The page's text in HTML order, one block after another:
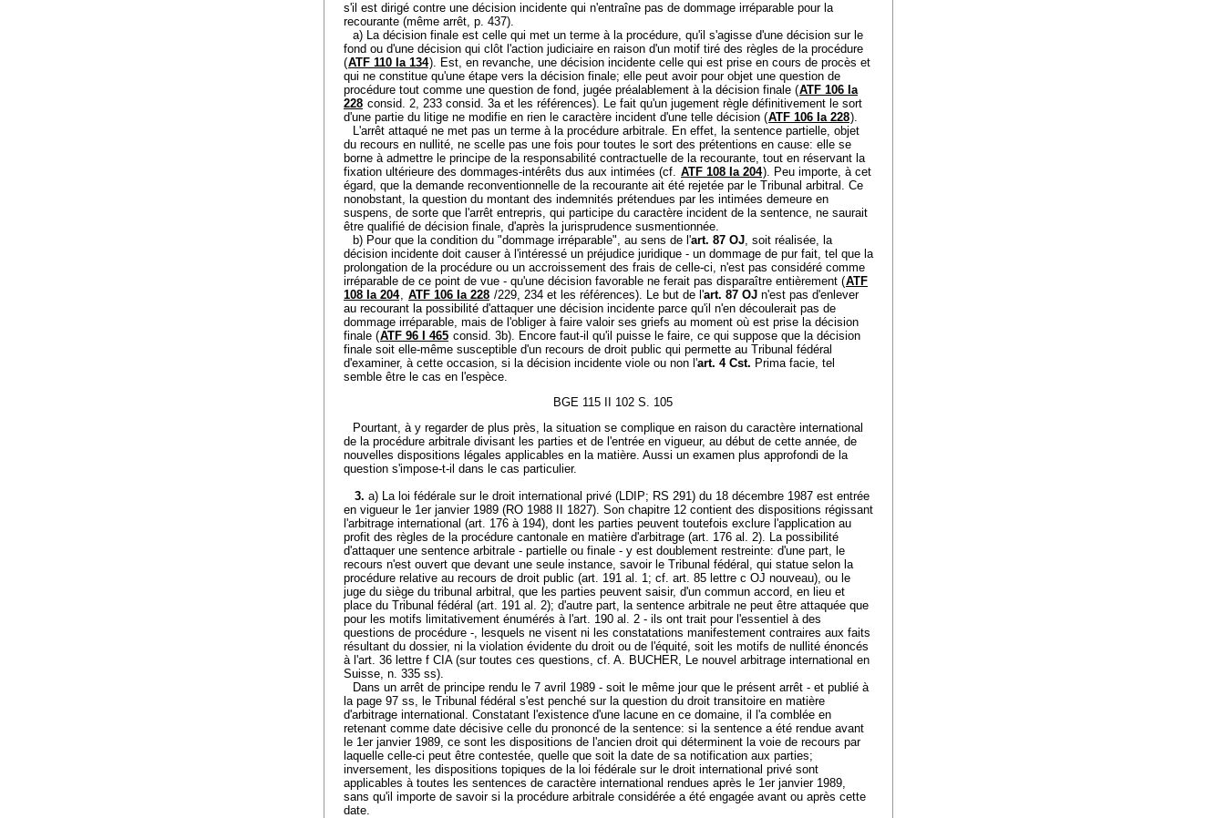
s'il est dirigé contre une décision incidente qui n'entraîne pas de dommage irréparable pour la
recourante (même arrêt, p. 437).
a) La décision finale est celle qui met un terme à la procédure, qu'il s'agisse d'une décision sur le
fond ou d'une décision qui clôt l'action judiciaire en raison d'un motif tiré des règles de la procédure
(ATF 110 Ia 134). Est, en revanche, une décision incidente celle qui est prise en cours de procès et
qui ne constitue qu'une étape vers la décision finale; elle peut avoir pour objet une question de
procédure tout comme une question de fond, jugée préalablement à la décision finale (ATF 106 Ia
228 consid. 2, 233 consid. 3a et les références). Le fait qu'un jugement règle définitivement le sort
d'une partie du litige ne modifie en rien le caractère incident d'une telle décision (ATF 106 Ia 228).
L'arrêt attaqué ne met pas un terme à la procédure arbitrale. En effet, la sentence partielle, objet
du recours en nullité, ne scelle pas une fois pour toutes le sort des prétentions en cause: elle se
borne à admettre le principe de la responsabilité contractuelle de la recourante, tout en réservant la
fixation ultérieure des dommages-intérêts dus aux intimées (cf. ATF 108 Ia 204). Peu importe, à cet
égard, que la demande reconventionnelle de la recourante ait été rejetée par le Tribunal arbitral. Ce
nonobstant, la question du montant des indemnités prétendues par les intimées demeure en
suspens, de sorte que l'arrêt entrepris, qui participe du caractère incident de la sentence, ne saurait
être qualifié de décision finale, d'après la jurisprudence susmentionnée.
b) Pour que la condition du "dommage irréparable", au sens de l'art. 87 OJ, soit réalisée, la
décision incidente doit causer à l'intéressé un préjudice juridique - un dommage de pur fait, tel que la
prolongation de la procédure ou un accroissement des frais de celle-ci, n'est pas considéré comme
irréparable de ce point de vue - qu'une décision favorable ne ferait pas disparaître entièrement (ATF
108 Ia 204, ATF 106 Ia 228 /229, 234 et les références). Le but de l'art. 87 OJ n'est pas d'enlever
au recourant la possibilité d'attaquer une décision incidente parce qu'il n'en découlerait pas de
dommage irréparable, mais de l'obliger à faire valoir ses griefs au moment où est prise la décision
finale (ATF 96 I 465 consid. 3b). Encore faut-il qu'il puisse le faire, ce qui suppose que la décision
finale soit elle-même susceptible d'un recours de droit public qui permette au Tribunal fédéral
d'examiner, à cette occasion, si la décision incidente viole ou non l'art. 4 Cst. Prima facie, tel
semble être le cas en l'espèce.
BGE 115 II 102 S. 105
Pourtant, à y regarder de plus près, la situation se complique en raison du caractère international
de la procédure arbitrale divisant les parties et de l'entrée en vigueur, au début de cette année, de
nouvelles dispositions légales applicables en la matière. Aussi un examen plus approfondi de la
question s'impose-t-il dans le cas particulier.
3. a) La loi fédérale sur le droit international privé (LDIP; RS 291) du 18 décembre 1987 est entrée
en vigueur le 1er janvier 1989 (RO 1988 II 1827). Son chapitre 12 contient des dispositions régissant
l'arbitrage international (art. 176 à 194), dont les parties peuvent toutefois exclure l'application au
profit des règles de la procédure cantonale en matière d'arbitrage (art. 176 al. 2). La possibilité
d'attaquer une sentence arbitrale - partielle ou finale - y est doublement restreinte: d'une part, le
recours n'est ouvert que devant une seule instance, savoir le Tribunal fédéral, qui statue selon la
procédure relative au recours de droit public (art. 191 al. 1; cf. art. 85 lettre c OJ nouveau), ou le
juge du siège du tribunal arbitral, que les parties peuvent saisir, d'un commun accord, en lieu et
place du Tribunal fédéral (art. 191 al. 2); d'autre part, la sentence arbitrale ne peut être attaquée que
pour les motifs limitativement énumérés à l'art. 190 al. 2 - ils ont trait pour l'essentiel à des
questions de procédure -, lesquels ne visent ni les constatations manifestement contraires aux faits
résultant du dossier, ni la violation évidente du droit ou de l'équité, soit les motifs de nullité énoncés
à l'art. 36 lettre f CIA (sur toutes ces questions, cf. A. BUCHER, Le nouvel arbitrage international en
Suisse, n. 335 ss).
Dans un arrêt de principe rendu le 7 avril 1989 - soit le même jour que le présent arrêt - et publié à
la page 97 ss, le Tribunal fédéral s'est penché sur la question du droit transitoire en matière
d'arbitrage international. Constatant l'existence d'une lacune en ce domaine, il l'a comblée en
retenant comme date décisive celle du prononcé de la sentence: si la sentence a été rendue avant
le 1er janvier 1989, ce sont les dispositions de l'ancien droit qui déterminent la voie de recours par
laquelle celle-ci peut être contestée, quelle que soit la date de sa notification aux parties;
inversement, les dispositions topiques de la loi fédérale sur le droit international privé sont
applicables à toutes les sentences de caractère international rendues après le 1er janvier 1989,
sans qu'il importe de savoir si la procédure arbitrale considérée a été engagée avant ou après cette
date.